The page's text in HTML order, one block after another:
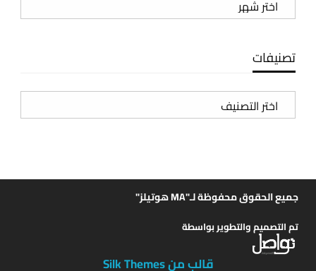
تصنيفات
تصنيفات
جميع الحقوق محفوظة لـ"MA هوتيلز"
تم التصميم والتطوير بواسطة
قالب من Silk Themes